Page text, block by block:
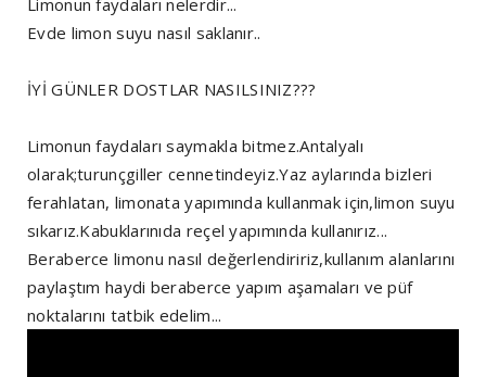
Evde limon suyu nasıl saklanır..
İYİ GÜNLER DOSTLAR NASILSINIZ???
Limonun faydaları saymakla bitmez.Antalyalı
olarak;turunçgiller cennetindeyiz.Yaz aylarında bizleri
ferahlatan, limonata yapımında kullanmak için,limon suyu
sıkarız.Kabuklarınıda reçel yapımında kullanırız...
Beraberce limonu nasıl değerlendiririz,kullanım alanlarını
paylaştım haydi beraberce yapım aşamaları ve püf
noktalarını tatbik edelim...